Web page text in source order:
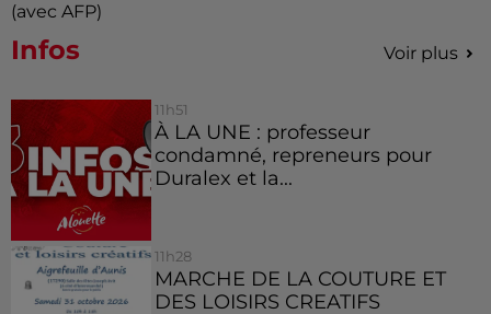
(avec AFP)
Infos Voir plus
11h51
À LA UNE : professeur
condamné, repreneurs pour
Duralex et la...
11h28
MARCHE DE LA COUTURE ET
DES LOISIRS CREATIFS